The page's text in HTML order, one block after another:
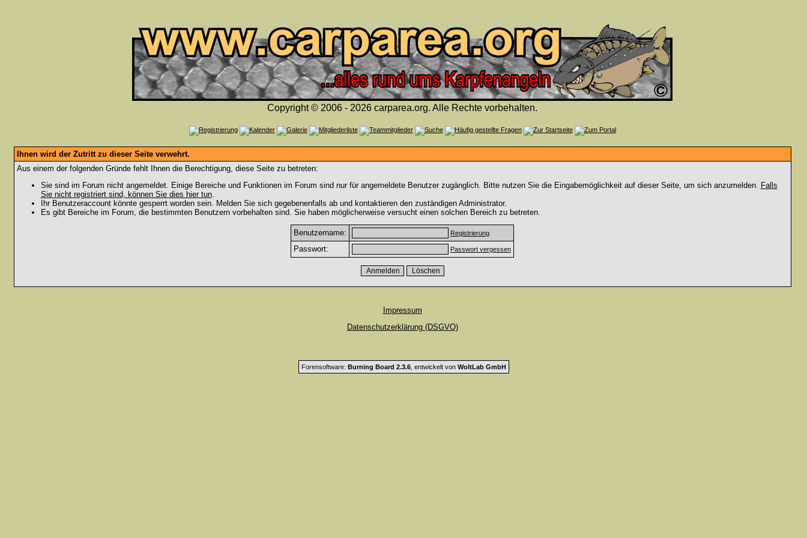
Copyright © 2006 - 2026 carparea.org. Alle Rechte vorbehalten.
Ihnen wird der Zutritt zu dieser Seite verwehrt.
Aus einem der folgenden Gründe fehlt Ihnen die Berechtigung, diese Seite zu betreten:
Sie sind im Forum nicht angemeldet. Einige Bereiche und Funktionen im Forum sind nur für angemeldete Benutzer zugänglich. Bitte nutzen Sie die Eingabemöglichkeit auf dieser Seite, um sich anzumelden. Falls
Sie nicht registriert sind, können Sie dies hier tun.
Ihr Benutzeraccount könnte gesperrt worden sein. Melden Sie sich gegebenenfalls ab und kontaktieren den zuständigen Administrator.
Es gibt Bereiche im Forum, die bestimmten Benutzern vorbehalten sind. Sie haben möglicherweise versucht einen solchen Bereich zu betreten.
Benutzername: Registrierung
Passwort: Passwort vergessen
Impressum
Datenschutzerklärung (DSGVO)
Forensoftware: Burning Board 2.3.6, entwickelt von WoltLab GmbH